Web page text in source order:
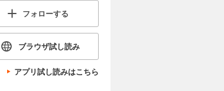
フォローする
ブラウザ試し読み
アプリ試し読みはこちら